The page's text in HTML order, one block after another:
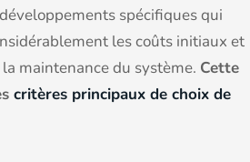
spécifiques qui
les coûts initiaux et
maintenance du système. Cette
critères principaux de choix de